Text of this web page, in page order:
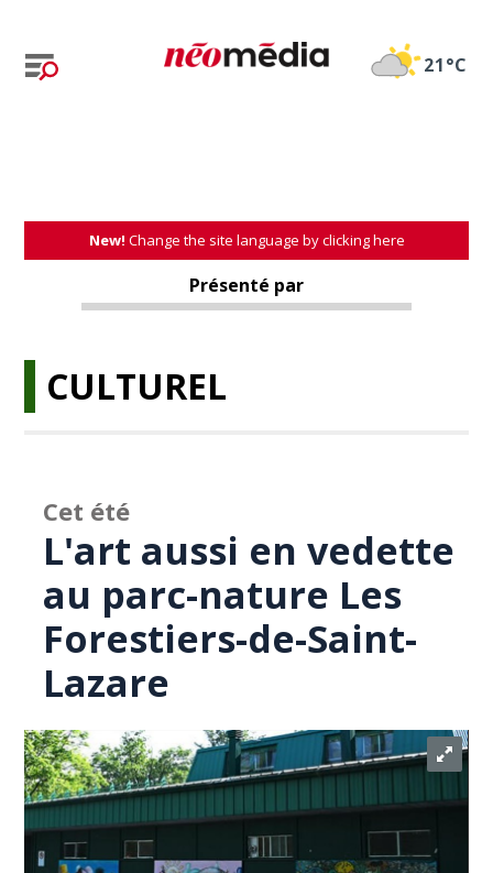
21°C
New! Change the site language by clicking here
Présenté par
CULTUREL
Cet été
L'art aussi en vedette
au parc-nature Les
Forestiers-de-Saint-
Lazare